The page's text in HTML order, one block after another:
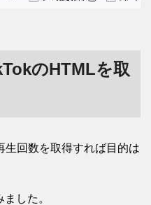
のHTMLを取
生回数を取得すれば目的は
した。